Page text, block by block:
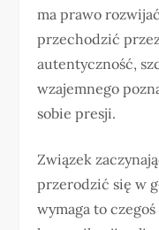
ma prawo
przechodzić
autentyczność,
wzajemnego
sobie presji.
Związek
przerodzić się w
wymaga to